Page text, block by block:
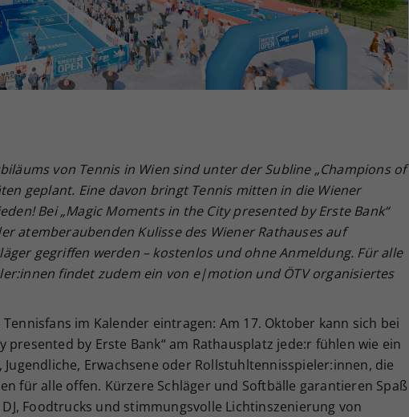
von Tennis in Wien sind unter der Subline „Champions of
geplant. Eine davon bringt Tennis mitten in die Wiener
Bei „Magic Moments in the City presented by Erste Bank“
atemberaubenden Kulisse des Wiener Rathauses auf
gegriffen werden – kostenlos und ohne Anmeldung. Für alle
findet zudem ein von e|motion und ÖTV organisiertes
im Kalender eintragen: Am 17. Oktober kann sich bei
presented by Erste Bank“ am Rathausplatz jede:r fühlen wie ein
Jugendliche, Erwachsene oder Rollstuhltennisspieler:innen, die
für alle offen. Kürzere Schläger und Softbälle garantieren Spaß
Foodtrucks und stimmungsvolle Lichtinszenierung von
Ihrer vorgenommen Einstellungen, falls der
Webseiten-Betreiber dies eingestellt hat.